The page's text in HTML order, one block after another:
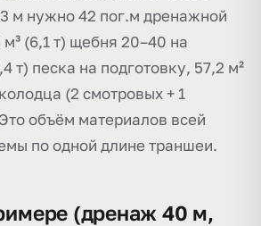
м нужно 42 пог.м дренажной
(6,1 т) щебня 20–40 на
т) песка на подготовку, 57,2 м²
(2 смотровых + 1
объём материалов всей
по одной длине траншеи.
(дренаж 40 м,